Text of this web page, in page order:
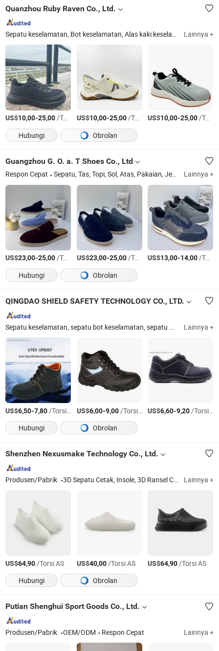
Quanzhou Ruby Raven Co., Ltd.
Sepatu keselamatan, Bot keselamatan, Alas kaki keselamatan, Sepatu kerja Lainnya +
US$10,00-25,00/Torsi AS US$10,00-25,00/Torsi AS US$10,00-25,00/Torsi AS
Hubungi
Obrolan
Guangzhou G. O. a. T Shoes Co., Ltd
Respon Cepat Sepatu, Tas, Topi, Sol, Atas, Pakaian, Jeans, Ikat Pinggang Lainnya +
US$23,00-25,00/Torsi AS US$23,00-25,00/Torsi AS US$13,00-14,00/Torsi AS
Hubungi
Obrolan
QINGDAO SHIELD SAFETY TECHNOLOGY CO., LTD.
Sepatu keselamatan, sepatu bot keselamatan, sepatu militer, sepatu bot Goodyear welted, sepatu toe baja, sepatu kerja, sepatu PVC Lainnya +
US$6,50-7,80/Torsi AS US$6,00-9,00/Torsi AS US$6,60-9,20/Torsi AS
Hubungi
Obrolan
Shenzhen Nexusmake Technology Co., Ltd.
Produsen/Pabrik 3D Sepatu Cetak, Insole, 3D Ransel Cetak, Potret Minyak Tekstur Kustom, Kustomisasi 3D Foto Cetak, Hadiah Pribadi, Barang Dekorasi Rumah, 3D Barang Konsumen Cetak Lainnya +
US$64,90/Torsi AS US$40,00/Torsi AS US$64,90/Torsi AS
Hubungi
Obrolan
Putian Shenghui Sport Goods Co., Ltd.
Produsen/Pabrik OEM/ODM Respon Cepat Lainnya +